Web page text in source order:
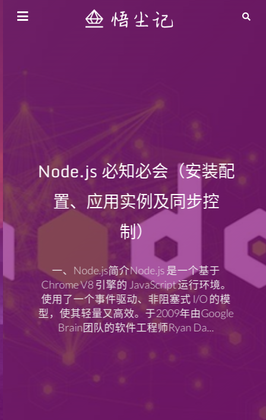
Node.js 必知必会（安装配
置、应用实例及同步控
制）
一、Node.js简介Node.js 是一个基于
Chrome V8 引擎的 JavaScript 运行环境。
使用了一个事件驱动、非阻塞式 I/O 的模
型，使其轻量又高效。于2009年由Google
Brain团队的软件工程师Ryan Da...